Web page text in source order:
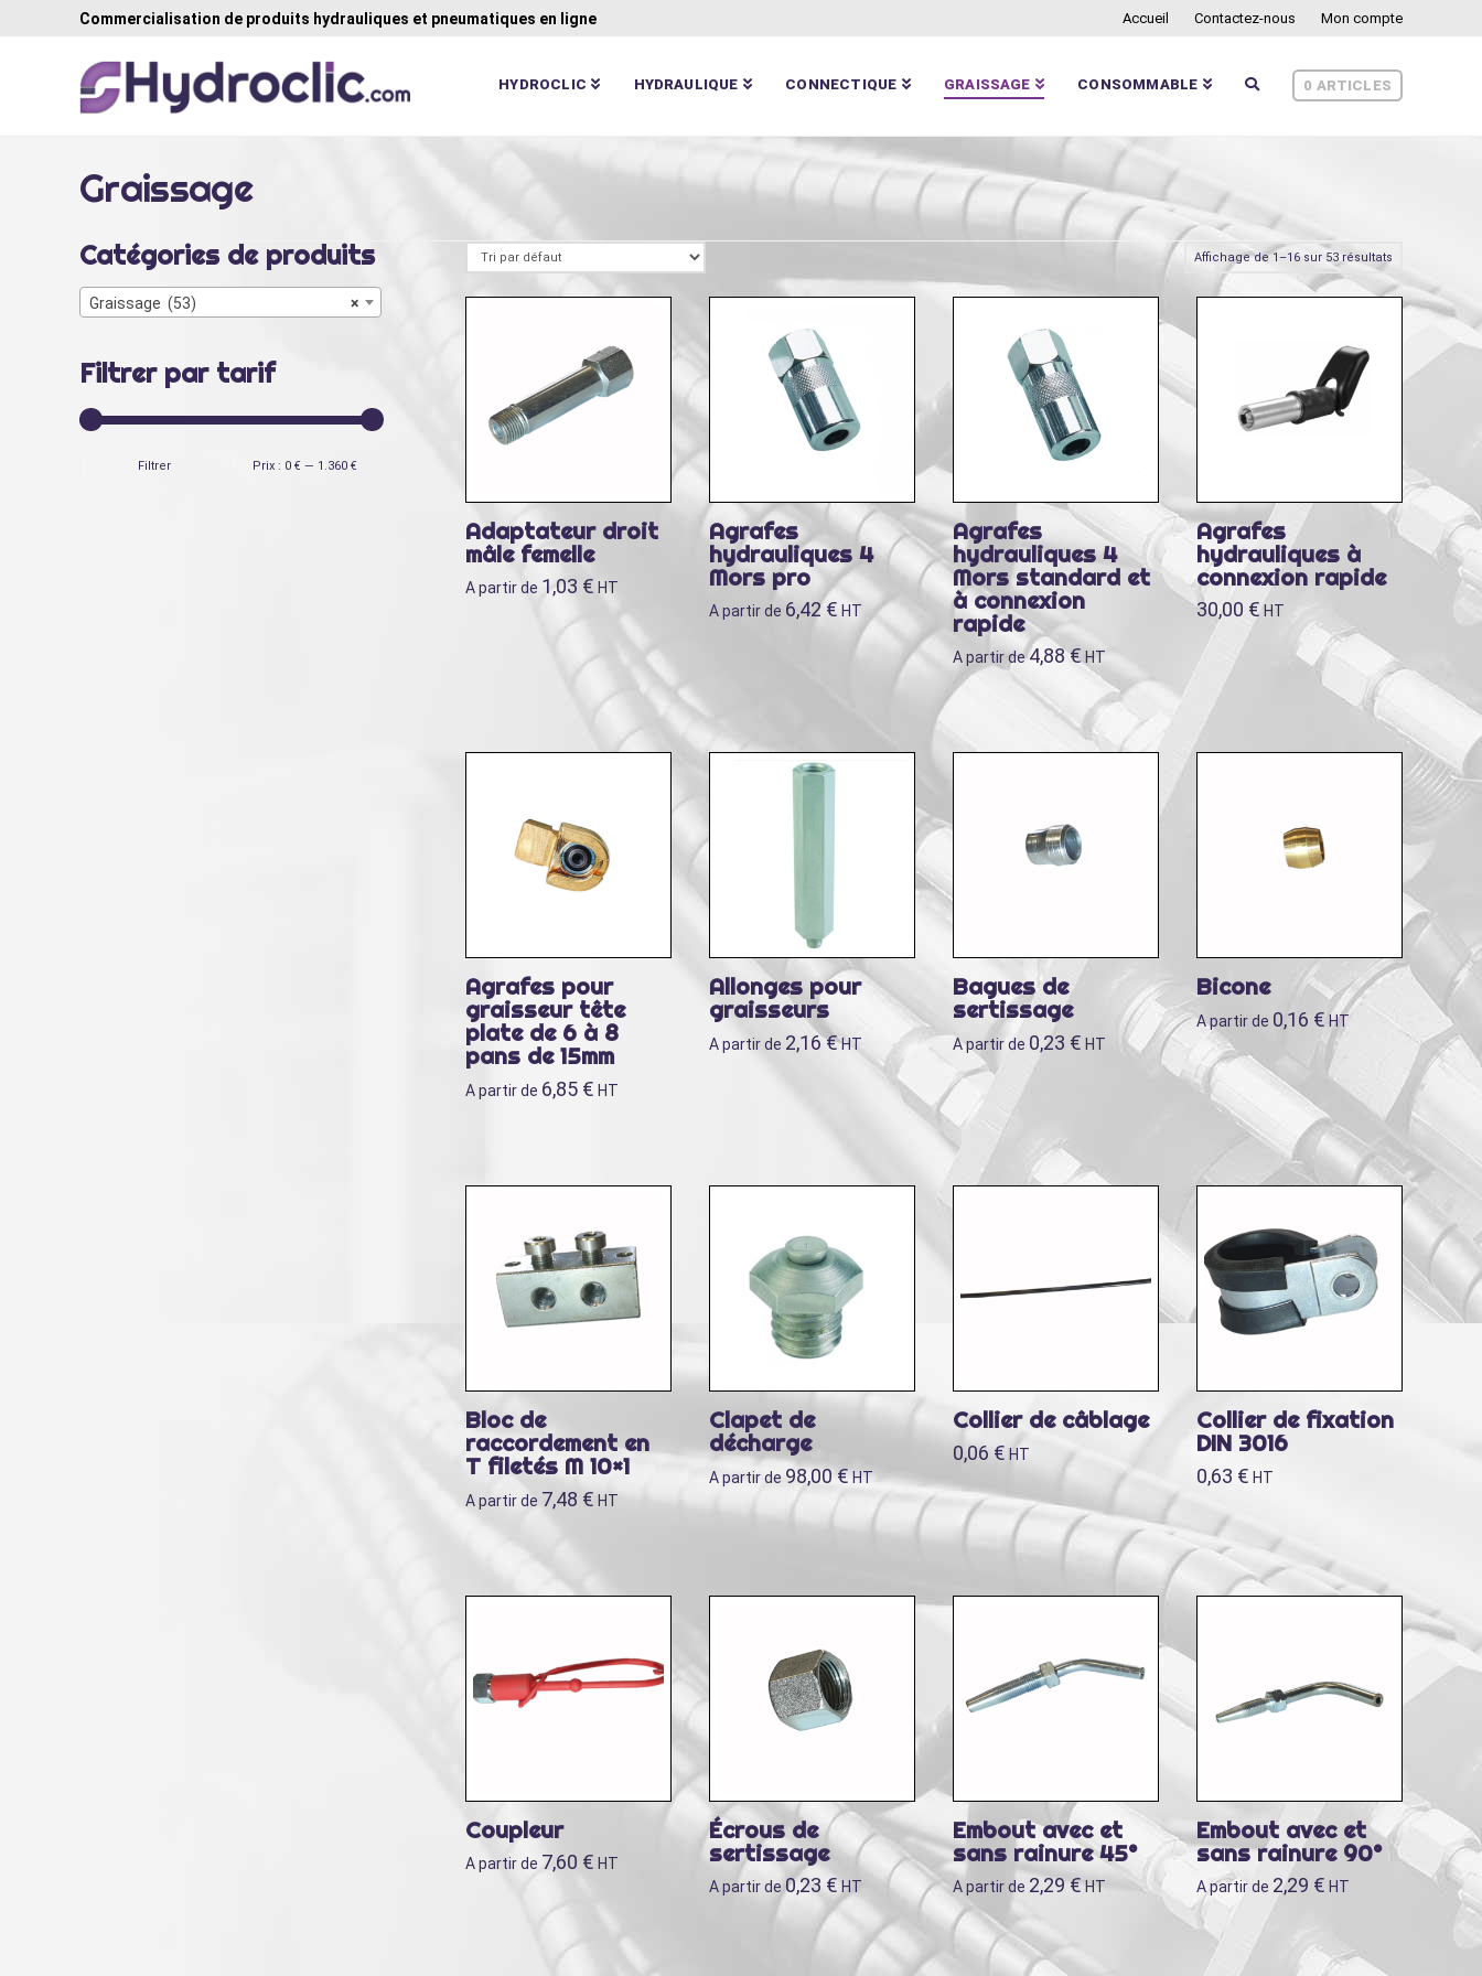
Commercialisation de produits hydrauliques et pneumatiques en ligne Accueil Contactez-nous Mon compte
HYDROCLIC HYDRAULIQUE CONNECTIQUE GRAISSAGE CONSOMMABLE 0 ARTICLES
Graissage
Affichage de 1–16 sur 53 résultats
Adaptateur droit
mâle femelle
A partir de 1,03 € HT
Agrafes
hydrauliques 4
Mors pro
A partir de 6,42€ HT
Agrafes
hydrauliques 4
Mors standard et
à connexion
rapide
A partir de4,88€ HT
Agrafes
hydrauliques à
connexion rapide
30,00 € HT
Agrafes pour
graisseur tête
plate de 6 à 8
pans de 15mm
A partir de 6,85 € HT
Allonges pour
graisseurs
A partir de 2,16€HT
Bagues de
sertissage
A partir de 0,23 € HT
Bicone
A partir de 0,16 € HT
Bloc de
raccordement en
T filetés M 10×1
A partir de 7,48 € HT
Clapet de
décharge
A partir de 98,00€HT
Collier de câblage
0,06 € HT
Collier de fixation
DIN 3016
0,63 € HT
Coupleur
A partir de 7,60 € HT
Écrous de
sertissage
A partir de0,23 € HT
Embout avec et
sans rainure 45°
A partir de 2,29 € HT
Embout avec et
sans rainure 90°
A partir de 2,29 € HT
Catégories de produits
×
Graissage (53)
Filtrer par tarif
Filtrer Prix : 0 € — 1.360 €